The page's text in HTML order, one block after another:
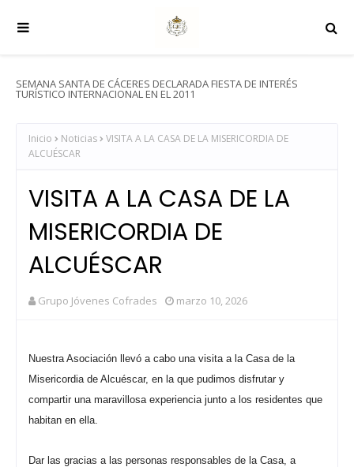
SEMANA SANTA DE CÁCERES DECLARADA FIESTA DE INTERÉS
TURÍSTICO INTERNACIONAL EN EL 2011
Inicio Noticias
VISITA A LA CASA DE LA MISERICORDIA DE
ALCUÉSCAR
VISITA A LA CASA DE LA
MISERICORDIA DE
ALCUÉSCAR
Grupo Jóvenes Cofrades marzo 10, 2026
Nuestra Asociación llevó a cabo una visita a la Casa de la
Misericordia de Alcuéscar, en la que pudimos disfrutar y
compartir una maravillosa experiencia junto a los residentes que
habitan en ella.
Dar las gracias a las personas responsables de la Casa, a